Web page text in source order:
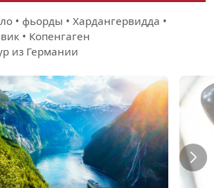
• фьорды • Хардангервидда •
• Копенгаген
из Германии